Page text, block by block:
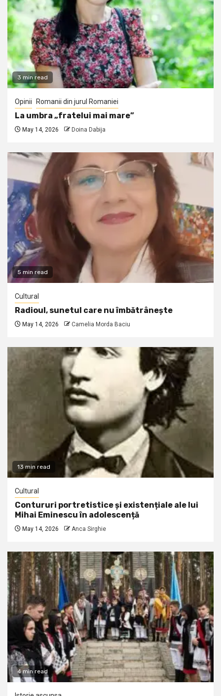
3 min read
Opinii Romanii din jurul Romaniei
La umbra „fratelui mai mare”
May 14, 2026 Doina Dabija
5 min read
Cultural
Radioul, sunetul care nu îmbătrânește
May 14, 2026 Camelia Morda Baciu
13 min read
Cultural
Contururi portretistice și existențiale ale lui
Mihai Eminescu în adolescență
May 14, 2026 Anca Sirghie
4 min read